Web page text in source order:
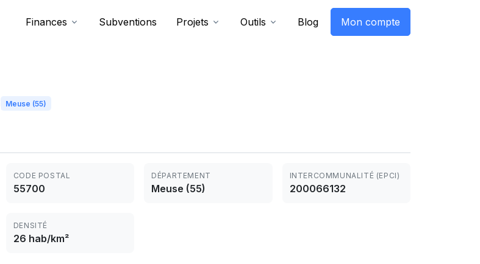
Finances Subventions Projets Outils Blog Mon compte
Meuse (55)
CODE POSTAL
55700
DÉPARTEMENT
Meuse (55)
INTERCOMMUNALITÉ (EPCI)
200066132
DENSITÉ
26 hab/km²